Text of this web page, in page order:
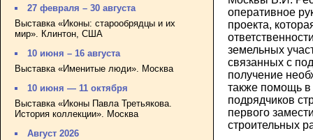
27 февраля – 30 августа
Выставка «Иконы: старообрядцы и их
мир». Клинтон, США
10 июня – 16 августа
Выставка «Именитые люди». Москва
10 июня — 11 октября
Выставка «Иконы Павла Третьякова.
История коллекции». Москва
Август 2026
оперативное
проекта,
земельных
связанных с
получение
также помощь в
подрядчиков
первого
строительных